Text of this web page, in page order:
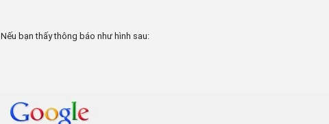
Nếu bạn thấy thông báo như hình sau: